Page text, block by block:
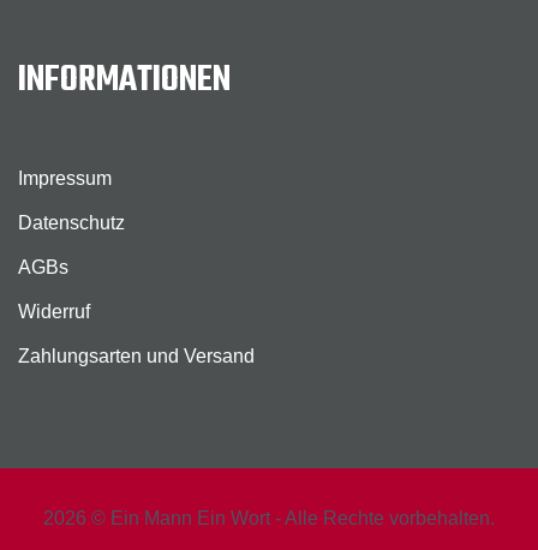
INFORMATIONEN
Impressum
Datenschutz
AGBs
Widerruf
Zahlungsarten und Versand
2026 © Ein Mann Ein Wort - Alle Rechte vorbehalten.